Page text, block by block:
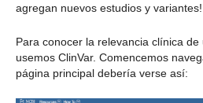
agregan nuevos estudios y variantes!
Para conocer la relevancia clínica de
usemos ClinVar. Comencemos
página principal debería verse así: